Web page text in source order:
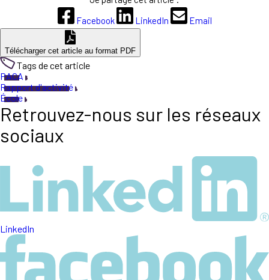
Facebook
LinkedIn Email
Télécharger cet article au format PDF
Tags de cet article
PACA
Rapport d'activité
École
Retrouvez-nous sur les réseaux
sociaux
LinkedIn